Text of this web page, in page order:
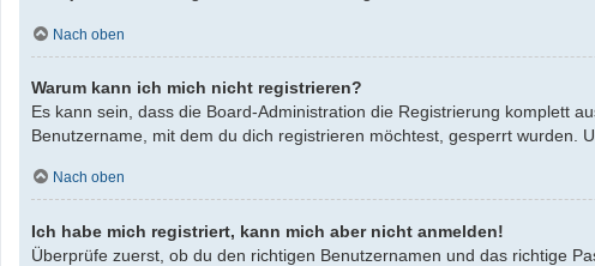
Nach oben
Warum kann ich mich nicht registrieren?
Es kann sein, dass die Board-Administration die Registrierung komplett
Benutzername, mit dem du dich registrieren möchtest, gesperrt wurden.
Nach oben
Ich habe mich registriert, kann mich aber nicht anmelden!
Überprüfe zuerst, ob du den richtigen Benutzernamen und das richtige